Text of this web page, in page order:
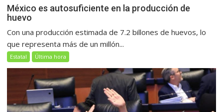
México es autosuficiente en la producción de
huevo
Con una producción estimada de 7.2 billones de huevos, lo
que representa más de un millón...
Estatal Última hora